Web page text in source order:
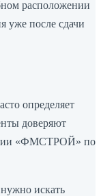
расположении
уже после сдачи
определяет
доверяют
«ФМСТРОЙ» по
искать